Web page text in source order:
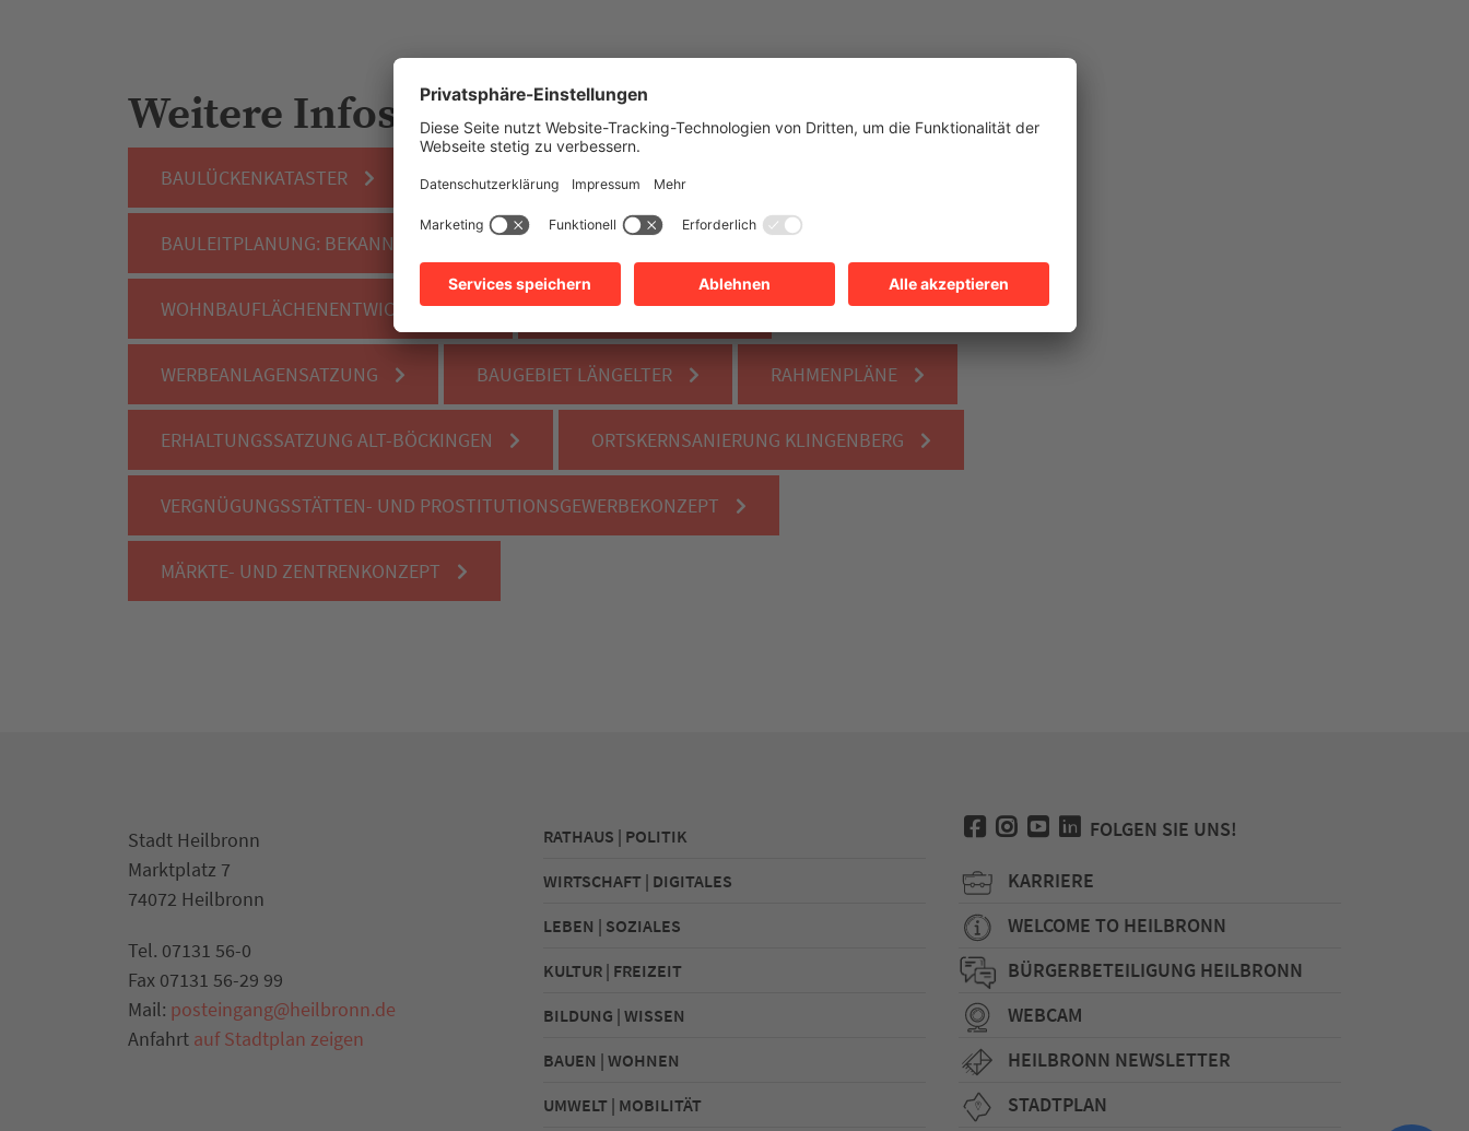
Weitere Infos
BAULÜCKENKATASTER
BAULEITPLANUNG: BEKANNTMACHUNGEN UND ÖFFENTLICHKEITSBETEILIGUNG
WOHNBAUFLÄCHENENTWICKLUNG ORTSBAUSATZUNG
WERBEANLAGENSATZUNG BAUGEBIET LÄNGELTER RAHMENPLÄNE
ERHALTUNGSSATZUNG ALT-BÖCKINGEN ORTSKERNSANIERUNG KLINGENBERG
VERGNÜGUNGSSTÄTTEN- UND PROSTITUTIONSGEWERBEKONZEPT
MÄRKTE- UND ZENTRENKONZEPT
Stadt Heilbronn
Marktplatz 7
74072 Heilbronn
Tel. 07131 56-0
Fax 07131 56-29 99
Mail: posteingang@heilbronn.de
Anfahrt auf Stadtplan zeigen
RATHAUS | POLITIK
WIRTSCHAFT | DIGITALES
LEBEN | SOZIALES
KULTUR | FREIZEIT
BILDUNG | WISSEN
BAUEN | WOHNEN
UMWELT | MOBILITÄT
FOLGEN SIE UNS!
KARRIERE
WELCOME TO HEILBRONN
BÜRGERBETEILIGUNG HEILBRONN
WEBCAM
HEILBRONN NEWSLETTER
STADTPLAN